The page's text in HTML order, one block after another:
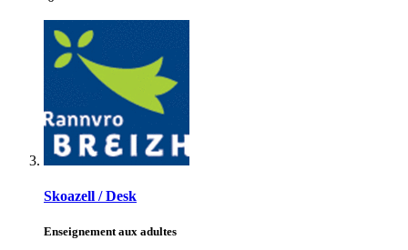
Skoazell / Desk
Enseignement aux adultes